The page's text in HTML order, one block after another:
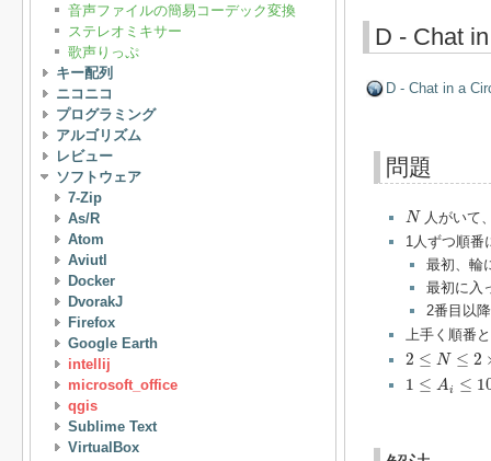
音声ファイルの簡易コーデック変換
ステレオミキサー
歌声りっぷ
キー配列
ニコニコ
プログラミング
アルゴリズム
レビュー
ソフトウェア
7-Zip
As/R
Atom
Aviutl
Docker
DvorakJ
Firefox
Google Earth
intellij
microsoft_office
qgis
Sublime Text
VirtualBox
D - Chat
D - Chat in a
問題
N
N 人がいて
1人ずつ順番
最初、輪
最初に入
2番目以
上手く順番
2 ≤ N ≤ 2
2 N ≤2 105
1 ≤ Ai ≤
1 A ≤10 9